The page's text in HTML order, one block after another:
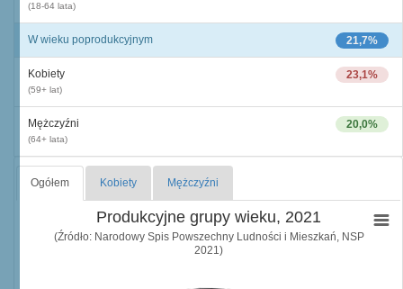
(18-64 lata)
21,7%
W wieku poprodukcyjnym
23,1%
Kobiety
(59+ lat)
20,0%
Mężczyźni
(64+ lata)
Ogółem Kobiety Mężczyźni
Produkcyjne grupy wieku, 2021
(Źródło: Narodowy Spis Powszechny Ludności i Mieszkań, NSP
2021)